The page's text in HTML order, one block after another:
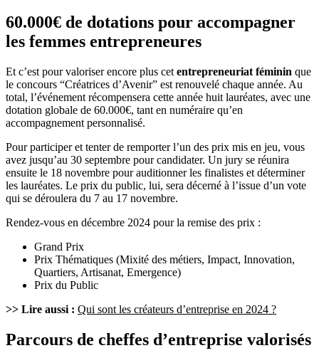
60.000€ de dotations pour accompagner
les femmes entrepreneures
Et c’est pour valoriser encore plus cet entrepreneuriat féminin que
le concours “Créatrices d’Avenir” est renouvelé chaque année. Au
total, l’événement récompensera cette année huit lauréates, avec une
dotation globale de 60.000€, tant en numéraire qu’en
accompagnement personnalisé.
Pour participer et tenter de remporter l’un des prix mis en jeu, vous
avez jusqu’au 30 septembre pour candidater. Un jury se réunira
ensuite le 18 novembre pour auditionner les finalistes et déterminer
les lauréates. Le prix du public, lui, sera décerné à l’issue d’un vote
qui se déroulera du 7 au 17 novembre.
Rendez-vous en décembre 2024 pour la remise des prix :
Grand Prix
Prix Thématiques (Mixité des métiers, Impact, Innovation,
Quartiers, Artisanat, Emergence)
Prix du Public
>> Lire aussi : Qui sont les créateurs d’entreprise en 2024 ?
Parcours de cheffes d’entreprise valorisés